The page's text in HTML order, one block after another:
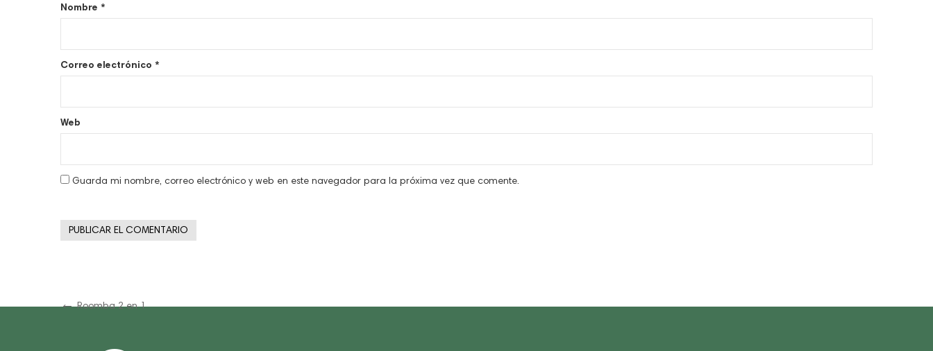
Nombre *
Correo electrónico *
Web
Guarda mi nombre, correo electrónico y web en este navegador para la próxima vez que comente.
Navegación
Previous
Roomba 2 en 1